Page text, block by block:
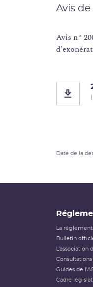
Avis de
Avis n°
Date de la
La
Bulletin
L’association
Guides de
Cadre